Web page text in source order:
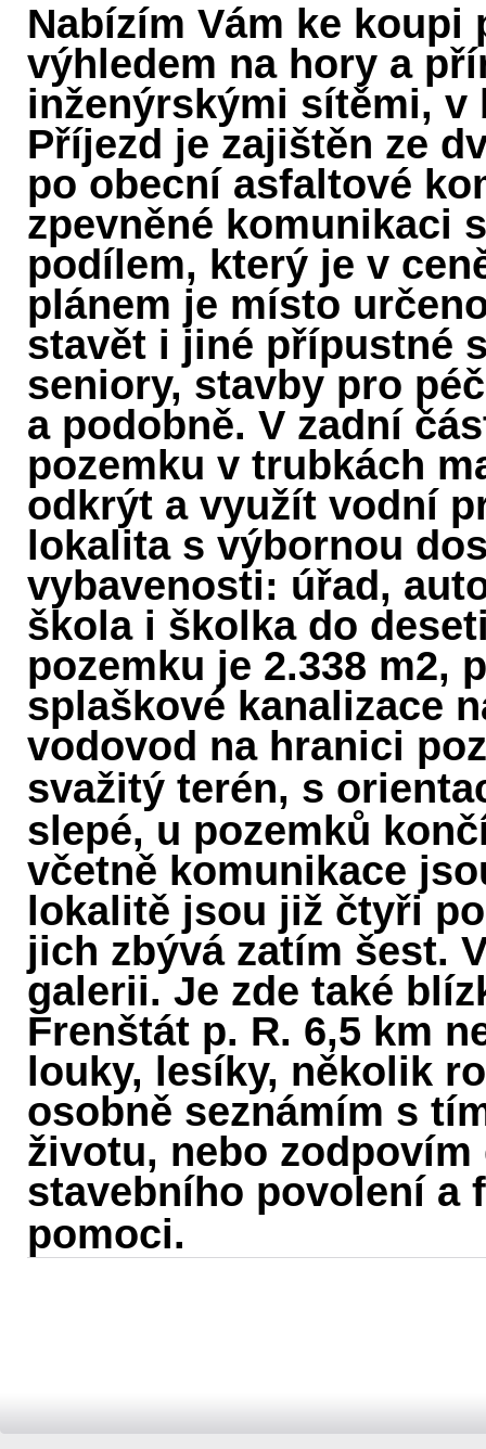
Nabízím Vám ke koupi
výhledem na hory a
inženýrskými sítěmi,
Příjezd je zajištěn ze
po obecní asfaltové
zpevněné komunikaci
podílem, který je v
plánem je místo
stavět i jiné přípustné
seniory, stavby pro
a podobně. V zadní
pozemku v trubkách
odkrýt a využít vodní
lokalita s výbornou
vybavenosti: úřad,
škola i školka do
pozemku je 2.338 m2,
splaškové kanalizace
vodovod na hranici
svažitý terén, s
slepé, u pozemků
včetně komunikace
lokalitě jsou již čtyři
jich zbývá zatím šest.
galerii. Je zde také
Frenštát p. R. 6,5 km
louky, lesíky, několik
osobně seznámím s
životu, nebo
stavebního povolení a
pomoci.